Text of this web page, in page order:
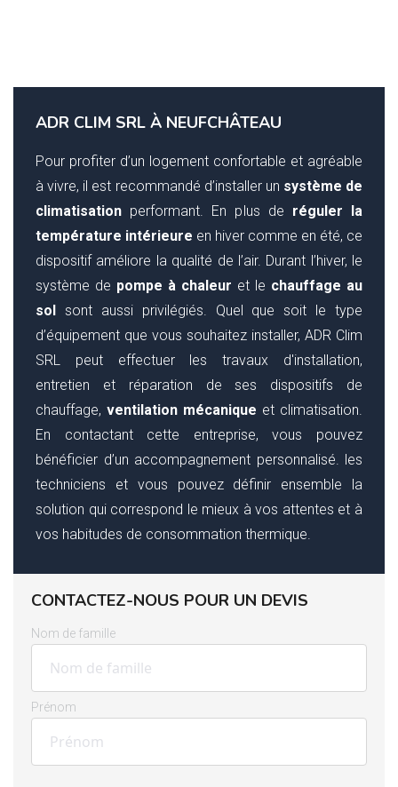
ADR CLIM SRL À NEUFCHÂTEAU
Pour profiter d’un logement confortable et agréable
à vivre, il est recommandé d’installer un système de
climatisation performant. En plus de réguler la
température intérieure en hiver comme en été, ce
dispositif améliore la qualité de l’air. Durant l’hiver, le
système de pompe à chaleur et le chauffage au
sol sont aussi privilégiés. Quel que soit le type
d’équipement que vous souhaitez installer, ADR Clim
SRL peut effectuer les travaux d'installation,
entretien et réparation de ses dispositifs de
chauffage, ventilation mécanique et climatisation.
En contactant cette entreprise, vous pouvez
bénéficier d’un accompagnement personnalisé. les
techniciens et vous pouvez définir ensemble la
solution qui correspond le mieux à vos attentes et à
vos habitudes de consommation thermique.
CONTACTEZ-NOUS POUR UN DEVIS
Nom de famille
Prénom